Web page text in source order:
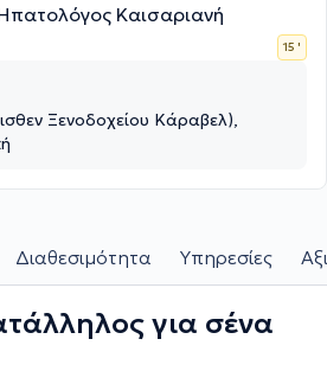
Καισαριανή
15 '
Ξενοδοχείου Κάραβελ),
Διαθεσιμότητα Υπηρεσίες
για σένα